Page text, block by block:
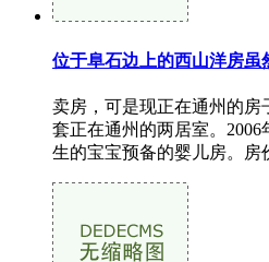
位于阜石边上的西山洋房虽
卖房，可是现正在通州的房
套正在通州的两居室。
生的宝宝预备的婴儿房。房